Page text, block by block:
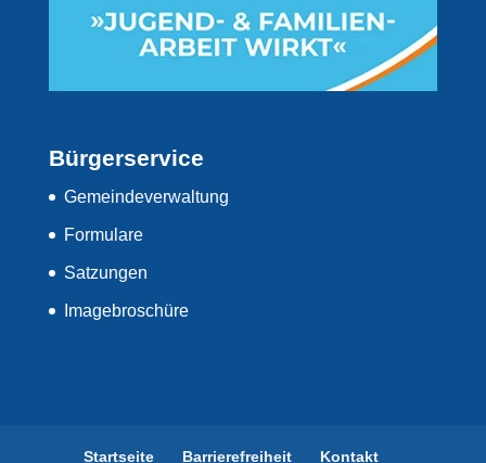
Bürgerservice
Gemeindeverwaltung
Formulare
Satzungen
Imagebroschüre
Startseite Barrierefreiheit Kontakt